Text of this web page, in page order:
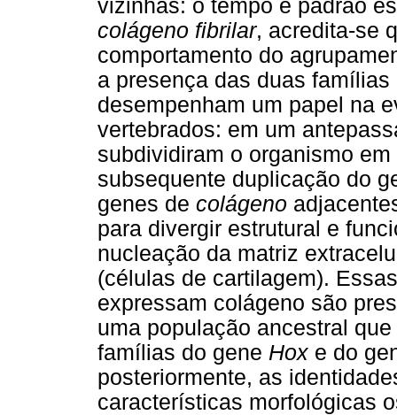
vizinhas: o tempo e padrão
colágeno fibrilar, acredita-se
comportamento do
a presença das duas
desempenham um papel na
vertebrados: em um
subdividiram o organismo
subsequente duplicação do
genes de colágeno
para divergir estrutural e
nucleação da matriz
(células de cartilagem).
expressam colágeno são
uma população ancestral
famílias do gene Hox e do
posteriormente, as
características morfológicas